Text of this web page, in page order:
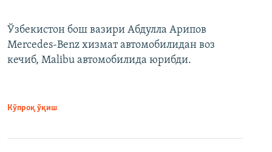
Ўзбекистон бош вазири Абдулла Арипов
Mercedes-Benz хизмат автомобилидан воз
кечиб, Malibu автомобилида юрибди.
Кўпроқ ўқиш